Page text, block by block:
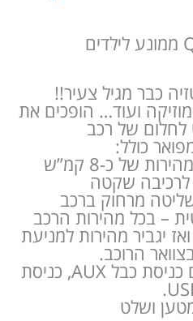
כבר מגיל צעיר!!
ועוד… הופכים את
של רכב
כולל:
לרכיבה שקטה
מרחוק ברכב
– בכל מהירות הרכב
יגביר מהירות למניעת
הרוכב.
– מערכת מוזיקלית עם כניסת כבל AUX, כניסת
ושלט